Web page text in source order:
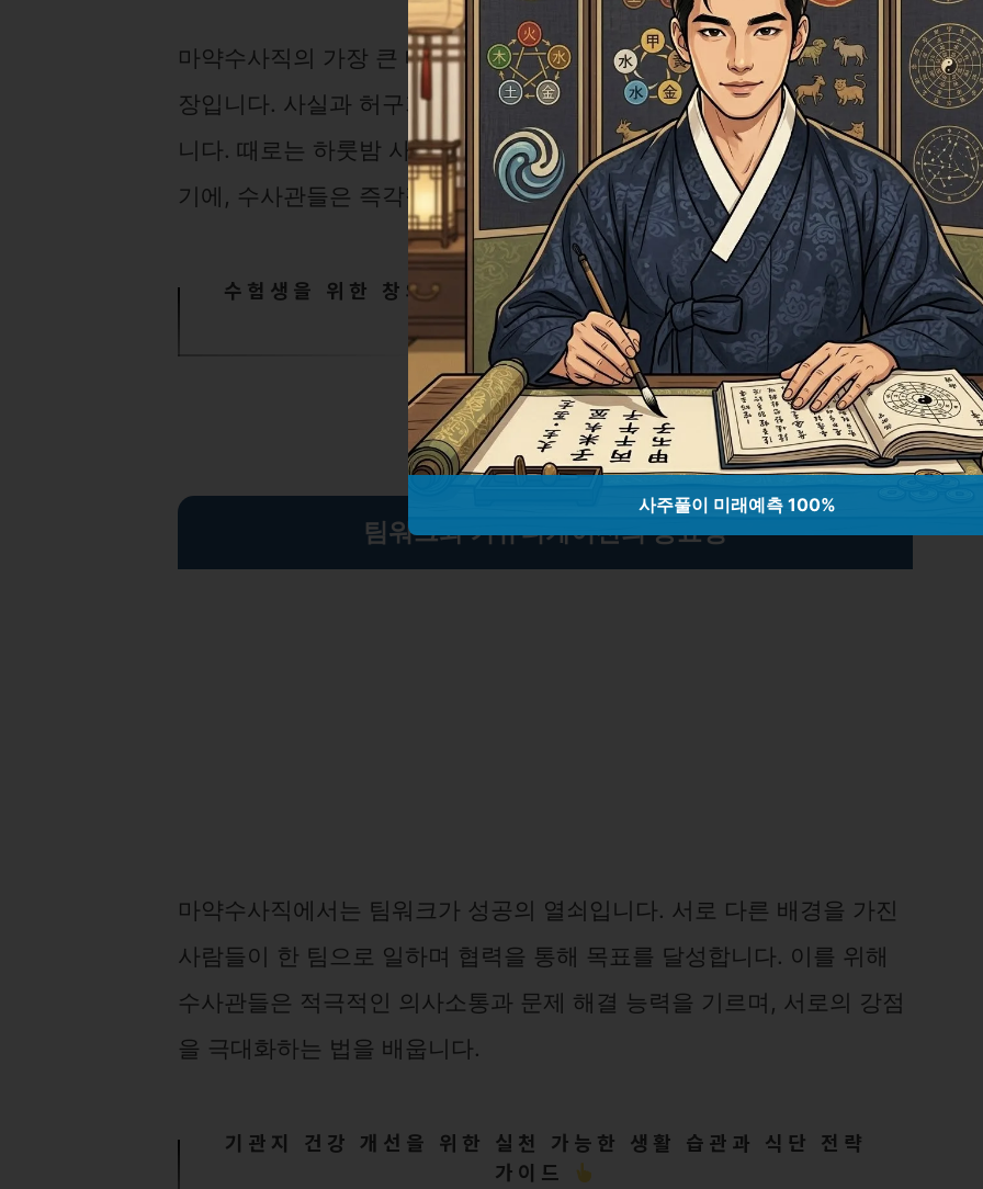
마약수사직의 가장 큰 매력 중 하나는 마치 영화 속 한 장면 같은 수사 현
장입니다. 사실과 허구가 교차하며, 매 순간 다른 가능성에 대비해야 합
니다. 때로는 하룻밤 사이에 모든 계획이 뒤바뀌는 긴급한 상황도 발생하
기에, 수사관들은 즉각적인 대응 능력을 길러야 합니다.
수험생을 위한 창의적 건강 관리 전략: 집중력과 마음의 조화
찾기
팀워크와 커뮤니케이션의 중요성
마약수사직에서는 팀워크가 성공의 열쇠입니다. 서로 다른 배경을 가진
사람들이 한 팀으로 일하며 협력을 통해 목표를 달성합니다. 이를 위해
수사관들은 적극적인 의사소통과 문제 해결 능력을 기르며, 서로의 강점
을 극대화하는 법을 배웁니다.
기관지 건강 개선을 위한 실천 가능한 생활 습관과 식단 전략
가이드
사주풀이 미래예측 100%